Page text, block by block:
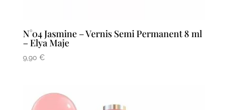
N°04 Jasmine – Vernis Semi Permanent 8 ml
– Elya Maje
9,90 €